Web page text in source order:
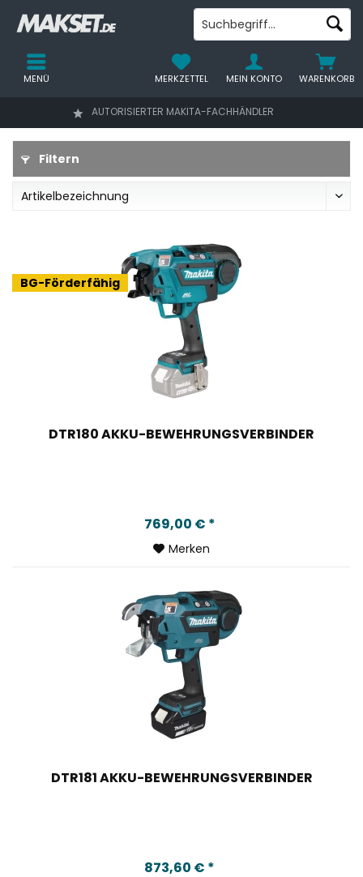
AUTORISIERTER MAKITA-FACHHÄNDLER
WARENKORB
MERKZETTEL MEIN KONTO
MENÜ
Filtern
BG-Förderfähig
DTR180 AKKU-BEWEHRUNGSVERBINDER
769,00 € *
Merken
DTR181 AKKU-BEWEHRUNGSVERBINDER
873,60 € *